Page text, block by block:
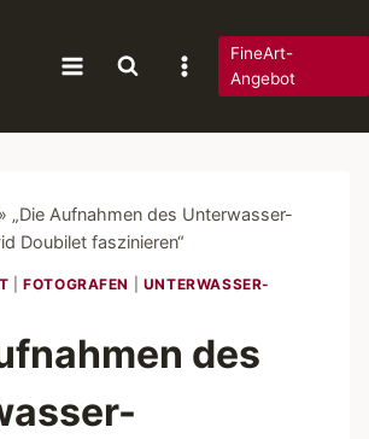
FineArt-
Angebot
» „Die Aufnahmen des Unterwasser-
Doubilet faszinieren“
|FOTOGRAFEN
UNTERWASSER-
des